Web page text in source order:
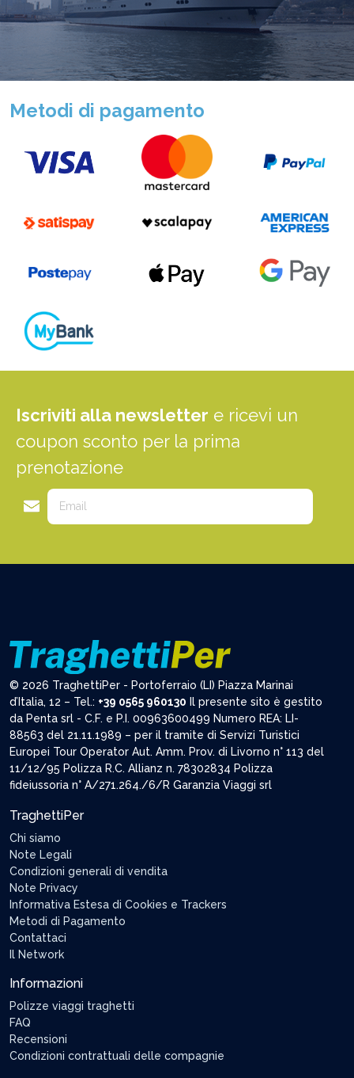
Metodi di pagamento
Iscriviti alla newsletter e ricevi un
coupon sconto per la prima
prenotazione
© 2026 TraghettiPer - Portoferraio (LI) Piazza Marinai
d’Italia, 12 – Tel.: +39 0565 960130 Il presente sito è gestito
da Penta srl - C.F. e P.I. 00963600499 Numero REA: LI-
88563 del 21.11.1989 – per il tramite di Servizi Turistici
Europei Tour Operator Aut. Amm. Prov. di Livorno n° 113 del
11/12/95 Polizza R.C. Allianz n. 78302834 Polizza
fideiussoria n° A/271.264./6/R Garanzia Viaggi srl
TraghettiPer
Chi siamo
Note Legali
Condizioni generali di vendita
Note Privacy
Informativa Estesa di Cookies e Trackers
Metodi di Pagamento
Contattaci
Il Network
Informazioni
Polizze viaggi traghetti
FAQ
Recensioni
Condizioni contrattuali delle compagnie